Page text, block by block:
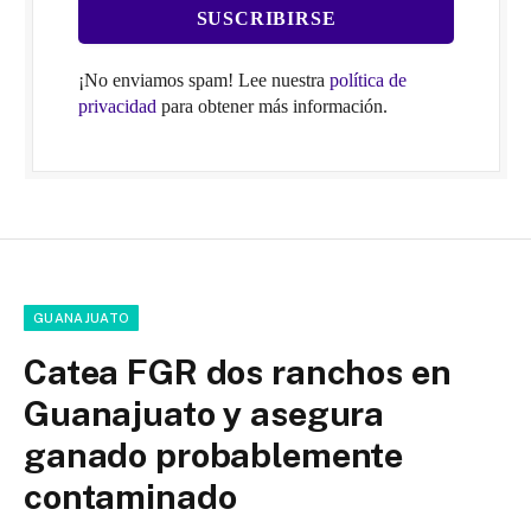
¡No enviamos spam! Lee nuestra política de
privacidad para obtener más información.
GUANAJUATO
Catea FGR dos ranchos en
Guanajuato y asegura
ganado probablemente
contaminado